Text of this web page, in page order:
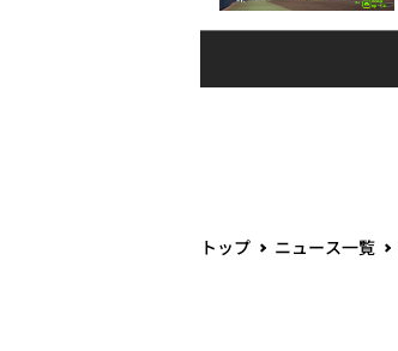
トップ ニュース一覧